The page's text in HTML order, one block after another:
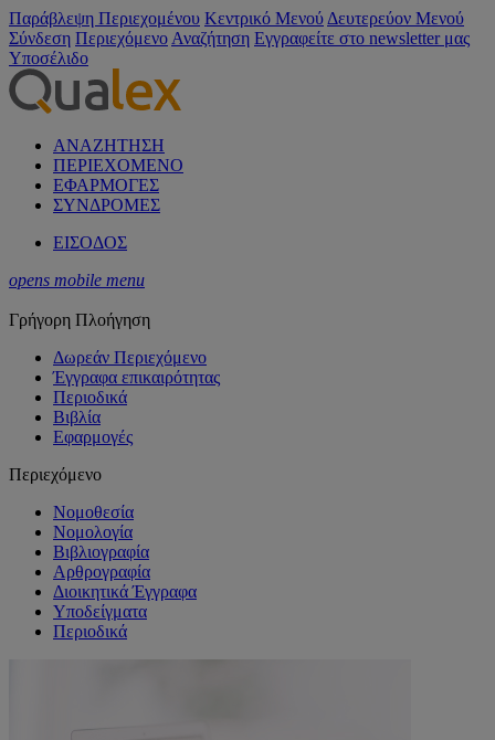
Παράβλεψη Περιεχομένου Κεντρικό Μενού Δευτερεύον Μενού
Σύνδεση Περιεχόμενο Αναζήτηση Εγγραφείτε στο newsletter μας
Υποσέλιδο
ΑΝΑΖΗΤΗΣΗ
ΠΕΡΙΕΧΟΜΕΝΟ
ΕΦΑΡΜΟΓΕΣ
ΣΥΝΔΡΟΜΕΣ
ΕΙΣΟΔΟΣ
opens mobile menu
Γρήγορη Πλοήγηση
Δωρεάν Περιεχόμενο
Έγγραφα επικαιρότητας
Περιοδικά
Βιβλία
Εφαρμογές
Περιεχόμενο
Νομοθεσία
Νομολογία
Βιβλιογραφία
Αρθρογραφία
Διοικητικά Έγγραφα
Υποδείγματα
Περιοδικά